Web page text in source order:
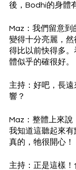
後，Bodhi的身體
Maz：我們留意到
變得十分亮麗，
得比以前快得多
體似乎的確很好。
主持：好吧，長
響？
Maz：整體上來說
我知道這聽起來有
真的，牠很開心！
主持：正是這樣